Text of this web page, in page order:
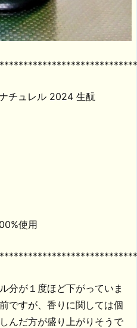
チュレル 2024 生酛
使用
分が１度ほど下がっていま
ですが、香りに関しては個
んだ方が盛り上がりそうで